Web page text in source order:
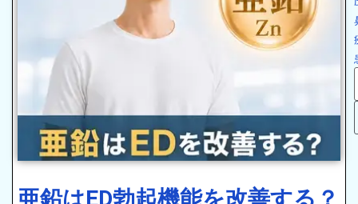
亜鉛はED勃起機能を改善する？